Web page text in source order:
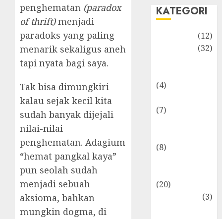
penghematan (paradox
of thrift)menjadi
paradoks yang paling
menarik sekaligus aneh
tapi nyata bagi saya.
Tak bisa dimungkiri
kalau sejak kecil kita
sudah banyak dijejali
nilai-nilai
penghematan. Adagium
“hemat pangkal kaya”
pun seolah sudah
menjadi sebuah
aksioma, bahkan
mungkin dogma, di
KATEGORI
(12)
(32)
(4)
(7)
(8)
(20)
(3)